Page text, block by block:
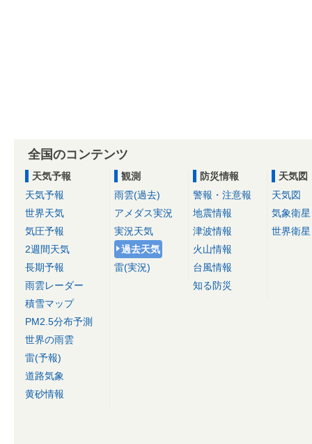
全国のコンテンツ
天気予報
天気予報
世界天気
気圧予報
2週間天気
長期予報
雨雲レーダー
積雪マップ
PM2.5分布予測
世界の雨雲
雷(予報)
道路気象
黄砂情報
観測
雨雲(過去)
アメダス実況
実況天気
過去天気
雷(実況)
防災情報
警報・注意報
地震情報
津波情報
火山情報
台風情報
知る防災
天気図
天気図
気象衛星
世界衛星